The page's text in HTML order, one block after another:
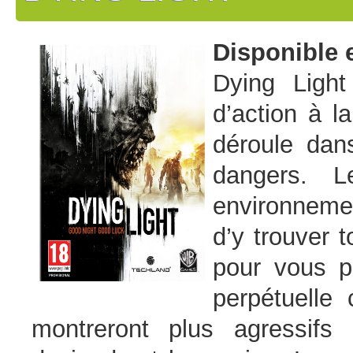
Disponible
Dying
d’action à
déroule
dangers.
d’y trouver
pour vous
montreront plus